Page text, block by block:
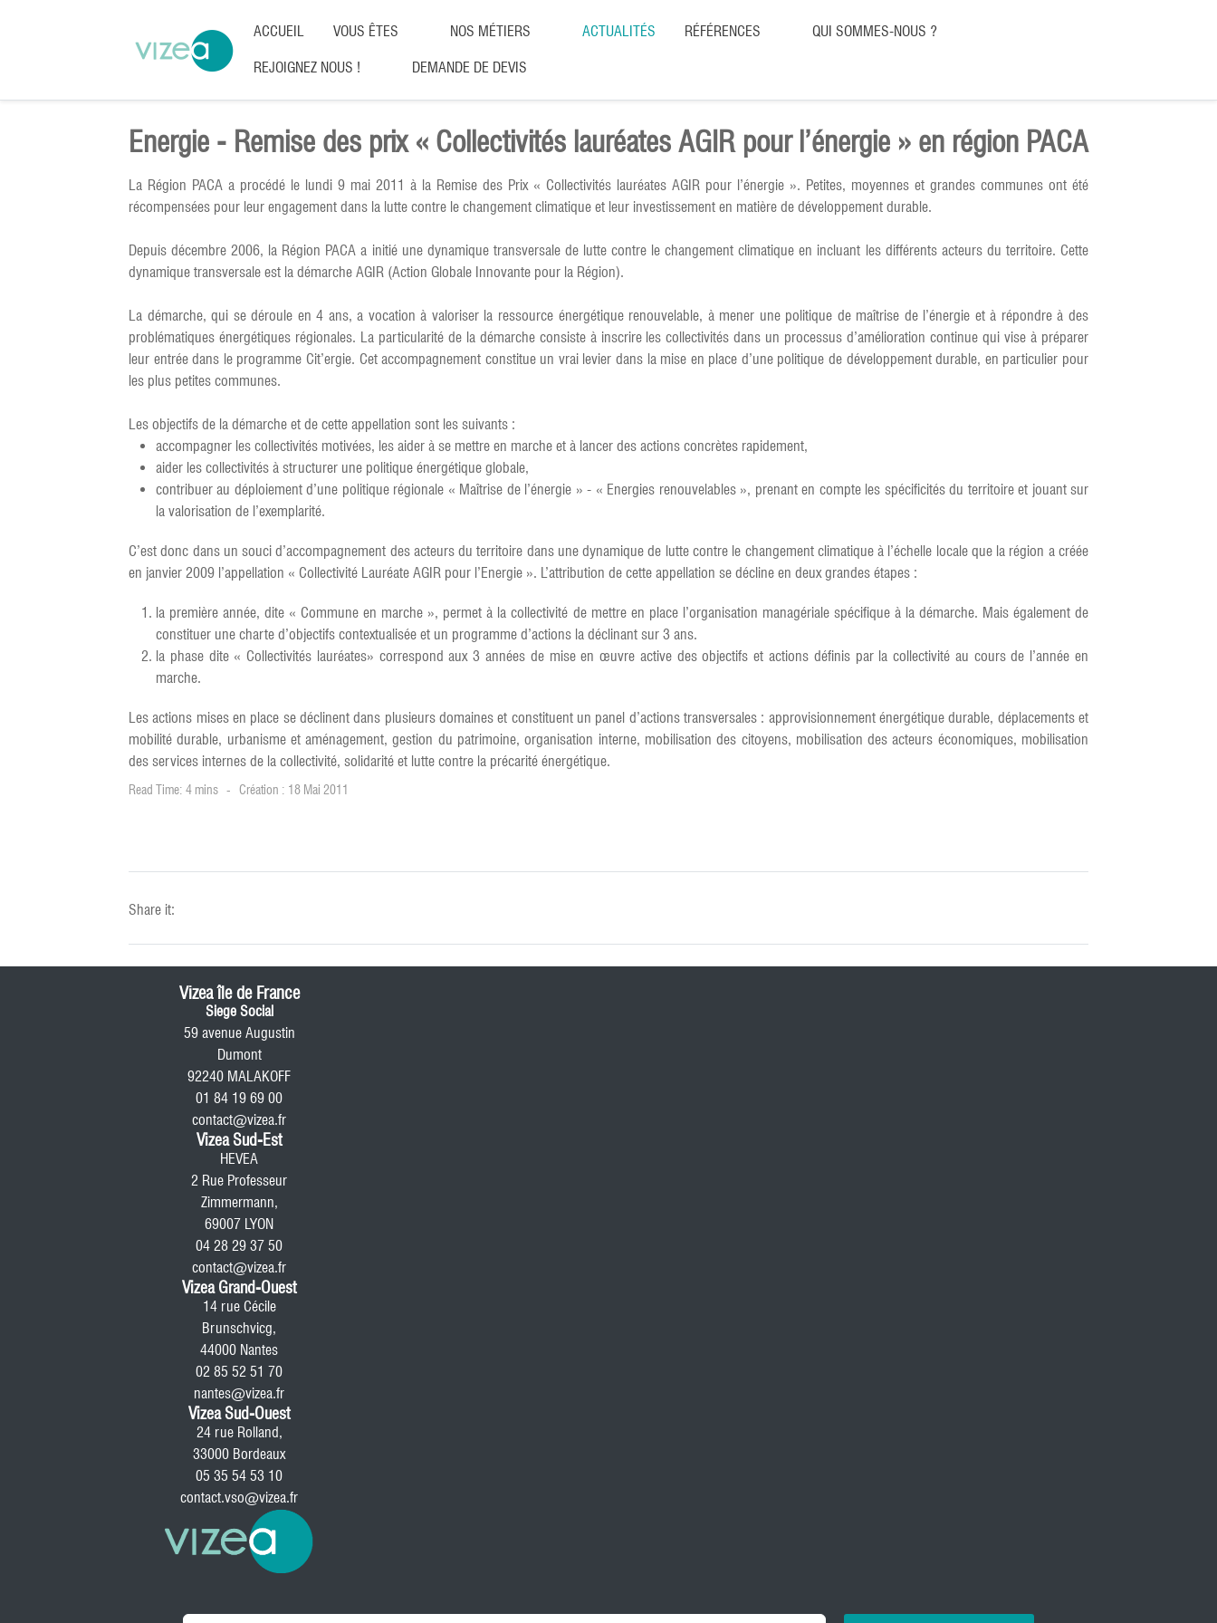
ACCUEIL VOUS ÊTES NOS MÉTIERS ACTUALITÉS RÉFÉRENCES QUI SOMMES-NOUS ?
REJOIGNEZ NOUS ! DEMANDE DE DEVIS
Energie - Remise des prix « Collectivités lauréates AGIR pour l’énergie » en région PACA
La Région PACA a procédé le lundi 9 mai 2011 à la Remise des Prix « Collectivités lauréates AGIR pour l’énergie ». Petites, moyennes et grandes communes ont été
récompensées pour leur engagement dans la lutte contre le changement climatique et leur investissement en matière de développement durable.
Depuis décembre 2006, la Région PACA a initié une dynamique transversale de lutte contre le changement climatique en incluant les différents acteurs du territoire. Cette
dynamique transversale est la démarche AGIR (Action Globale Innovante pour la Région).
La démarche, qui se déroule en 4 ans, a vocation à valoriser la ressource énergétique renouvelable, à mener une politique de maîtrise de l’énergie et à répondre à des
problématiques énergétiques régionales. La particularité de la démarche consiste à inscrire les collectivités dans un processus d’amélioration continue qui vise à préparer
leur entrée dans le programme Cit’ergie. Cet accompagnement constitue un vrai levier dans la mise en place d’une politique de développement durable, en particulier pour
les plus petites communes.
Les objectifs de la démarche et de cette appellation sont les suivants :
accompagner les collectivités motivées, les aider à se mettre en marche et à lancer des actions concrètes rapidement,
aider les collectivités à structurer une politique énergétique globale,
contribuer au déploiement d’une politique régionale « Maîtrise de l’énergie » - « Energies renouvelables », prenant en compte les spécificités du territoire et jouant sur
la valorisation de l’exemplarité.
C’est donc dans un souci d’accompagnement des acteurs du territoire dans une dynamique de lutte contre le changement climatique à l’échelle locale que la région a créée
en janvier 2009 l’appellation « Collectivité Lauréate AGIR pour l’Energie ». L’attribution de cette appellation se décline en deux grandes étapes :
la première année, dite « Commune en marche », permet à la collectivité de mettre en place l’organisation managériale spécifique à la démarche. Mais également de
constituer une charte d’objectifs contextualisée et un programme d’actions la déclinant sur 3 ans.
la phase dite « Collectivités lauréates» correspond aux 3 années de mise en œuvre active des objectifs et actions définis par la collectivité au cours de l’année en
marche.
Les actions mises en place se déclinent dans plusieurs domaines et constituent un panel d’actions transversales : approvisionnement énergétique durable, déplacements et
mobilité durable, urbanisme et aménagement, gestion du patrimoine, organisation interne, mobilisation des citoyens, mobilisation des acteurs économiques, mobilisation
des services internes de la collectivité, solidarité et lutte contre la précarité énergétique.
Read Time: 4 mins Création : 18 Mai 2011
Share it:
Vizea île de France
Siege Social
59 avenue Augustin
Dumont
92240 MALAKOFF
01 84 19 69 00
contact@vizea.fr
Vizea Sud-Est
HEVEA
2 Rue Professeur
Zimmermann,
69007 LYON
04 28 29 37 50
contact@vizea.fr
Vizea Grand-Ouest
14 rue Cécile
Brunschvicg,
44000 Nantes
02 85 52 51 70
nantes@vizea.fr
Vizea Sud-Ouest
24 rue Rolland,
33000 Bordeaux
05 35 54 53 10
contact.vso@vizea.fr